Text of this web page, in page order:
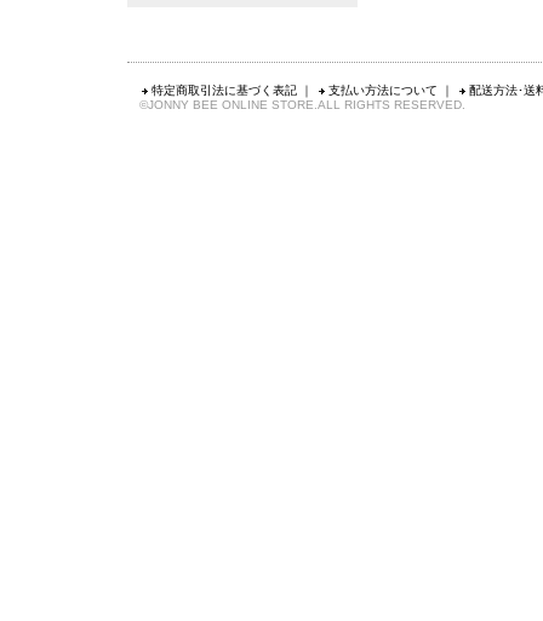
特定商取引法に基づく表記 ｜ 支払い方法について ｜
配送方法･送
©JONNY BEE ONLINE STORE.ALL RIGHTS RESERVED.